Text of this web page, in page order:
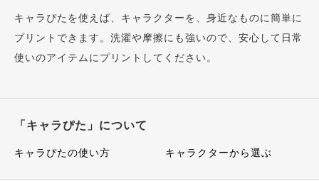
キャラぴたを使えば、キャラクターを、身近なものに簡単に
プリントできます。洗濯や摩擦にも強いので、安心して日常
使いのアイテムにプリントしてください。
「キャラぴた」について
キャラぴたの使い方 キャラクターから選ぶ